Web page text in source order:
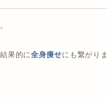
果的に全身痩せにも繋がりま